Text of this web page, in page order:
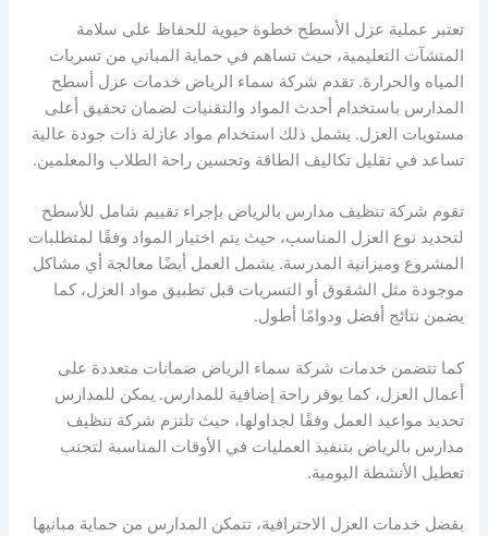
تعتبر عملية عزل الأسطح خطوة حيوية للحفاظ على سلامة
المنشآت التعليمية، حيث تساهم في حماية المباني من تسربات
المياه والحرارة. تقدم شركة سماء الرياض خدمات عزل أسطح
المدارس باستخدام أحدث المواد والتقنيات لضمان تحقيق أعلى
مستويات العزل. يشمل ذلك استخدام مواد عازلة ذات جودة عالية
تساعد في تقليل تكاليف الطاقة وتحسين راحة الطلاب والمعلمين.
تقوم شركة تنظيف مدارس بالرياض بإجراء تقييم شامل للأسطح
لتحديد نوع العزل المناسب، حيث يتم اختيار المواد وفقًا لمتطلبات
المشروع وميزانية المدرسة. يشمل العمل أيضًا معالجة أي مشاكل
موجودة مثل الشقوق أو التسربات قبل تطبيق مواد العزل، كما
يضمن نتائج أفضل ودوامًا أطول.
كما تتضمن خدمات شركة سماء الرياض ضمانات متعددة على
أعمال العزل، كما يوفر راحة إضافية للمدارس. يمكن للمدارس
تحديد مواعيد العمل وفقًا لجداولها، حيث تلتزم شركة تنظيف
مدارس بالرياض بتنفيذ العمليات في الأوقات المناسبة لتجنب
تعطيل الأنشطة اليومية.
بفضل خدمات العزل الاحترافية، تتمكن المدارس من حماية مبانيها